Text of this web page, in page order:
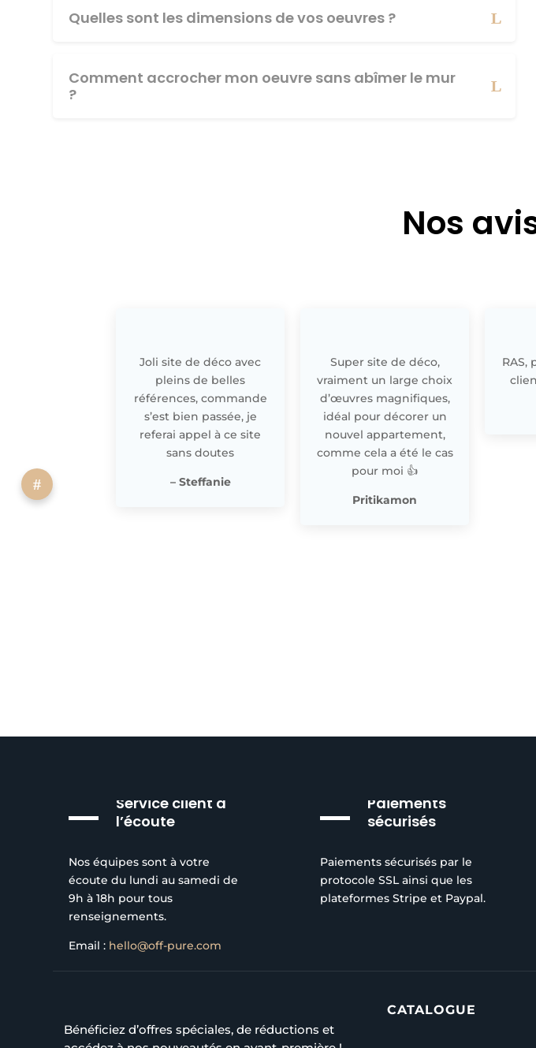
Quelles sont les dimensions de vos oeuvres ?
Comment accrocher mon oeuvre sans abîmer le mur
?
Nos
Joli site de déco avec
pleins de belles
références, commande
s’est bien passée, je
referai appel à ce site
sans doutes
– Steffanie
Super site de déco,
vraiment un large choix
d’œuvres magnifiques,
idéal pour décorer un
nouvel appartement,
comme cela a été le cas
pour moi 👍
Pritikamon
RAS,
Service client à
l’écoute
Nos équipes sont à votre
écoute du lundi au samedi de
9h à 18h pour tous
renseignements.
Email : hello@off-pure.com
Paiements
sécurisés
Paiements sécurisés par le
protocole SSL ainsi que les
plateformes Stripe et Paypal.
Bénéficiez d’offres spéciales, de réductions et
CATALOGUE